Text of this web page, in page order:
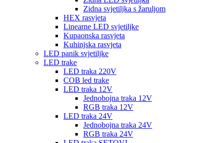
Zidna svjetiljka s žaruljom
HEX rasvjeta
Linearne LED svjetiljke
Kupaonska rasvjeta
Kuhinjska rasvjeta
LED panik svjetiljke
LED trake
LED traka 220V
COB led trake
LED traka 12V
Jednobojna traka 12V
RGB traka 12V
LED traka 24V
Jednobojna traka 24V
RGB traka 24V